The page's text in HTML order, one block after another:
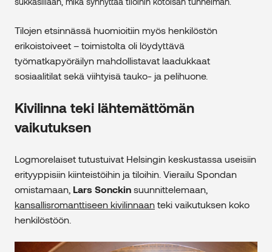
Tilojen etsinnässä huomioitiin myös henkilöstön
erikoistoiveet – toimistolta oli löydyttävä
työmatkapyöräilyn mahdollistavat laadukkaat
sosiaalitilat sekä viihtyisä tauko- ja pelihuone.
Kivilinna teki lähtemättömän
vaikutuksen
Logmorelaiset tutustuivat Helsingin keskustassa useisiin
erityyppisiin kiinteistöihin ja tiloihin. Vierailu Spondan
omistamaan, Lars Sonckin suunnittelemaan,
kansallisromanttiseen kivilinnaan teki vaikutuksen koko
henkilöstöön.